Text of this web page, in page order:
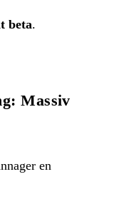
beta.
Massiv
en